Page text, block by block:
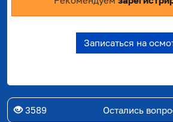
Записаться на
3589 Остались